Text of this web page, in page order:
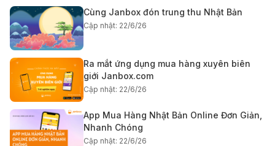
Cùng Janbox đón trung thu Nhật Bản
Cập nhật: 22/6/26
Ra mắt ứng dụng mua hàng xuyên biên
giới Janbox.com
Cập nhật: 22/6/26
App Mua Hàng Nhật Bản Online Đơn Giản,
Nhanh Chóng
Cập nhật: 22/6/26